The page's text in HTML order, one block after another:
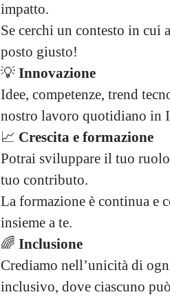
impatto.
Se cerchi un contesto in cui
posto giusto!
💡 Innovazione
Idee, competenze, trend
nostro lavoro quotidiano in
📈 Crescita e formazione
Potrai sviluppare il tuo
tuo contributo.
La formazione è continua e
insieme a te.
🌈 Inclusione
Crediamo nell’unicità di
inclusivo, dove ciascuno